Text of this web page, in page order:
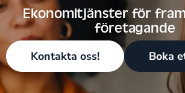
Ekonomitjänster för
företagande
Kontakta oss! Boka